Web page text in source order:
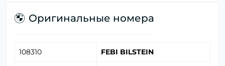
Оригинальные номера
108310 FEBI BILSTEIN